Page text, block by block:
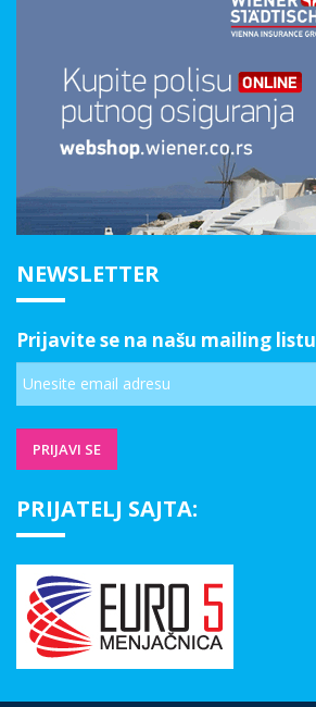
NEWSLETTER
Prijavite se na našu mailing listu
PRIJATELJ SAJTA: